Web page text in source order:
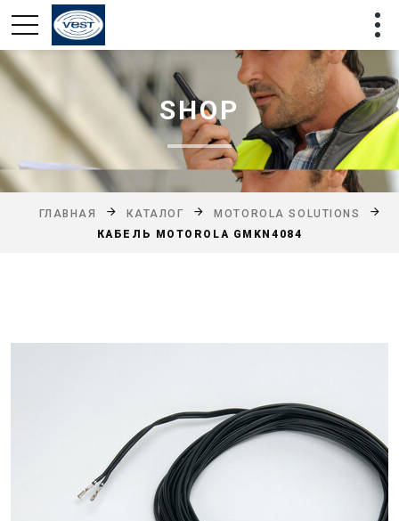
SHOP
ГЛАВНАЯ КАТАЛОГ
MOTOROLA SOLUTIONS
КАБЕЛЬ MOTOROLA GMKN4084